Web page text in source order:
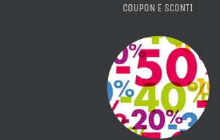
COUPON E SCONTI